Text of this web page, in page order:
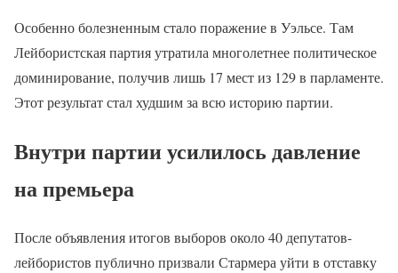
Особенно болезненным стало поражение в Уэльсе. Там
Лейбористская партия утратила многолетнее политическое
доминирование, получив лишь 17 мест из 129 в парламенте.
Этот результат стал худшим за всю историю партии.
Внутри партии усилилось давление
на премьера
После объявления итогов выборов около 40 депутатов-
лейбористов публично призвали Стармера уйти в отставку